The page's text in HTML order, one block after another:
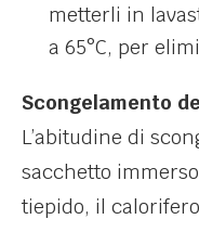
metterli in
a 65°C, per
Scongelamento
L’abitudine di
sacchetto
tiepido, il